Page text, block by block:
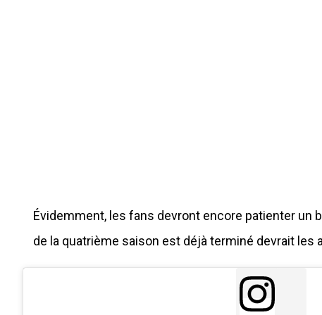
Évidemment, les fans devront encore patienter un
de la quatrième saison est déjà terminé devrait les